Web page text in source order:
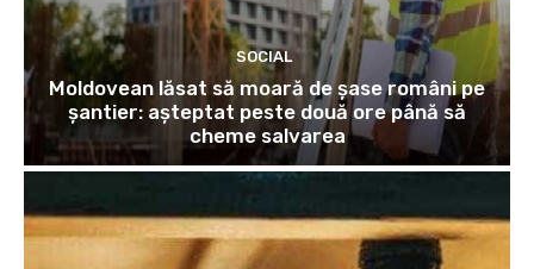
SOCIAL
Moldovean lăsat să moară de șase români pe
șantier: așteptat peste două ore până să
cheme salvarea